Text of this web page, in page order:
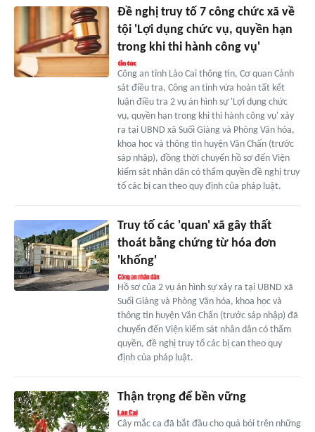
Đề nghị truy tố 7 công chức xã về
tội 'Lợi dụng chức vụ, quyền hạn
trong khi thi hành công vụ'
Công an tỉnh Lào Cai thông tin, Cơ quan Cảnh
sát điều tra, Công an tỉnh vừa hoàn tất kết
luận điều tra 2 vụ án hình sự 'Lợi dụng chức
vụ, quyền hạn trong khi thi hành công vụ' xảy
ra tại UBND xã Suối Giàng và Phòng Văn hóa,
khoa học và thông tin huyện Văn Chấn (trước
sáp nhập), đồng thời chuyển hồ sơ đến Viện
kiểm sát nhân dân có thẩm quyền đề nghị truy
tố các bị can theo quy định của pháp luật.
Truy tố các 'quan' xã gây thất
thoát bằng chứng từ hóa đơn
'khống'
Hồ sơ của 2 vụ án hình sự xảy ra tại UBND xã
Suối Giàng và Phòng Văn hóa, khoa học và
thông tin huyện Văn Chấn (trước sáp nhập) đã
chuyển đến Viện kiểm sát nhân dân có thẩm
quyền, đề nghị truy tố các bị can theo quy
định của pháp luật.
Thận trọng để bền vững
Cây mắc ca đã bắt đầu cho quả bói trên những